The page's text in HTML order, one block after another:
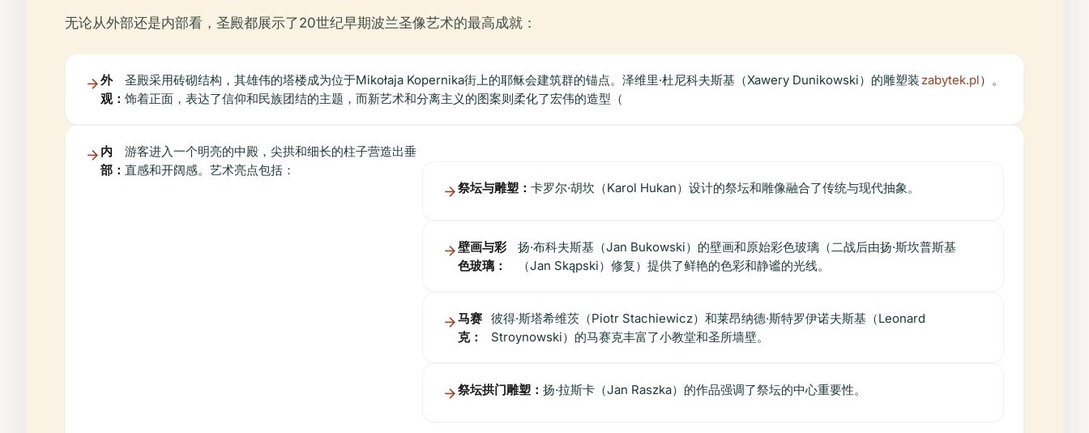
无论从外部还是内部看，圣殿都展示了20世纪早期波兰圣像艺术的最高成就：
外
观：
圣殿采用砖砌结构，其雄伟的塔楼成为位于Mikołaja Kopernika街上的耶稣会建筑群的锚点。泽维里·杜尼科夫斯基（Xawery Dunikowski）的雕塑装
饰着正面，表达了信仰和民族团结的主题，而新艺术和分离主义的图案则柔化了宏伟的造型（
zabytek.pl）。
内
部：
游客进入一个明亮的中殿，尖拱和细长的柱子营造出垂
直感和开阔感。艺术亮点包括：
祭坛与雕塑：卡罗尔·胡坎（Karol Hukan）设计的祭坛和雕像融合了传统与现代抽象。
壁画与彩
色玻璃：
扬·布科夫斯基（Jan Bukowski）的壁画和原始彩色玻璃（二战后由扬·斯坎普斯基
（Jan Skąpski）修复）提供了鲜艳的色彩和静谧的光线。
马赛
克：
彼得·斯塔希维茨（Piotr Stachiewicz）和莱昂纳德·斯特罗伊诺夫斯基（Leonard
Stroynowski）的马赛克丰富了小教堂和圣所墙壁。
祭坛拱门雕塑：扬·拉斯卡（Jan Raszka）的作品强调了祭坛的中心重要性。